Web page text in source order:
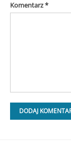
Komentarz*